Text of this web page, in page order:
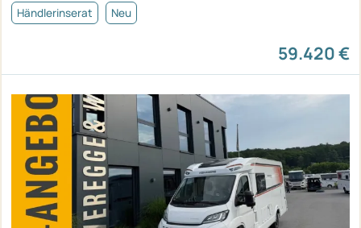
Händlerinserat Neu
59.420 €